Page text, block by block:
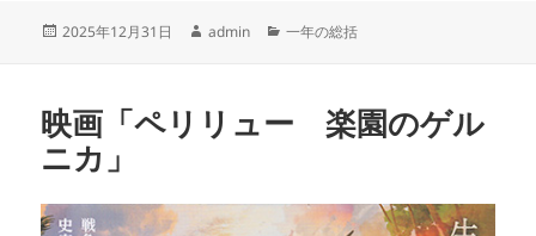
投
2025年12月31日
作
admin
カ
ー
一年の総括
映画「ペリリュー 楽園のゲル
ニカ」